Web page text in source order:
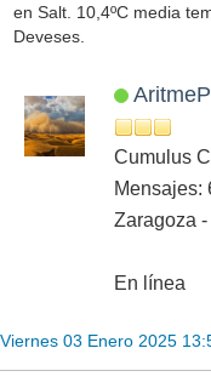
en Salt. 10,4ºC media
Deveses.
Cumulus
Mensajes:
Zaragoza
En línea
Viernes 03 Enero 2025